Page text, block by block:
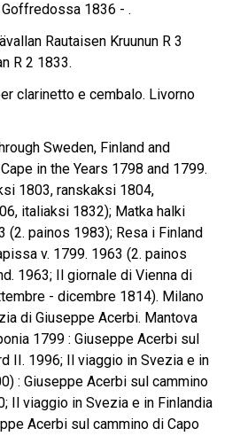
1836 - .
Rautaisen Kruunun R 3
R 2 1833.
clarinetto e cembalo. Livorno
Sweden, Finland and
in the Years 1798 and 1799.
1803, ranskaksi 1804,
italiaksi 1832); Matka halki
(2. painos 1983); Resa i Finland
v. 1799. 1963 (2. painos
1963; Il giornale di Vienna di
- dicembre 1814). Milano
di Giuseppe Acerbi. Mantova
1799 : Giuseppe Acerbi sul
II. 1996; Il viaggio in Svezia e in
: Giuseppe Acerbi sul cammino
Il viaggio in Svezia e in Finlandia
Acerbi sul cammino di Capo